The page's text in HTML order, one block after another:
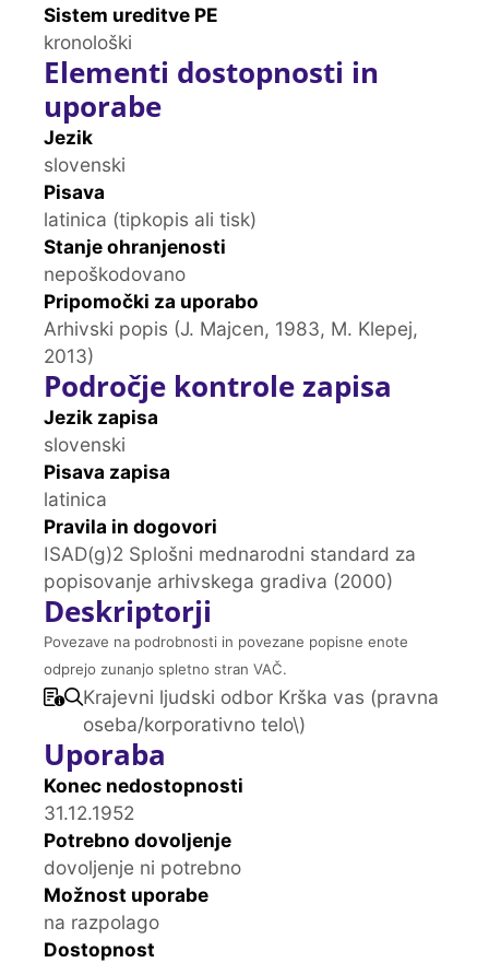
Sistem ureditve PE
kronološki
Elementi dostopnosti in
uporabe
Jezik
slovenski
Pisava
latinica (tipkopis ali tisk)
Stanje ohranjenosti
nepoškodovano
Pripomočki za uporabo
Arhivski popis (J. Majcen, 1983, M. Klepej,
2013)
Področje kontrole zapisa
Jezik zapisa
slovenski
Pisava zapisa
latinica
Pravila in dogovori
ISAD(g)2 Splošni mednarodni standard za
popisovanje arhivskega gradiva (2000)
Deskriptorji
Povezave na podrobnosti in povezane popisne enote
odprejo zunanjo spletno stran VAČ.
Krajevni ljudski odbor Krška vas (pravna
oseba/korporativno telo\)
Uporaba
Konec nedostopnosti
31.12.1952
Potrebno dovoljenje
dovoljenje ni potrebno
Možnost uporabe
na razpolago
Dostopnost